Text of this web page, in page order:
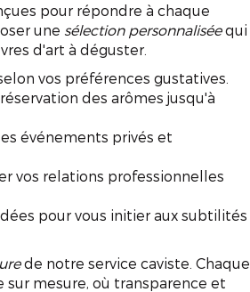
pour répondre à chaque
une sélection personnaliséequi
d'art à déguster.
vos préférences gustatives.
des arômes jusqu'à
événements privés et
vos relations professionnelles
pour vous initier aux subtilités
de notre service caviste. Chaque
mesure, où transparence et